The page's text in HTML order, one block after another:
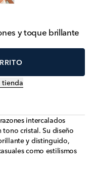
y toque brillante
intercalados
tono cristal. Su diseño
y distinguido,
como estilismos